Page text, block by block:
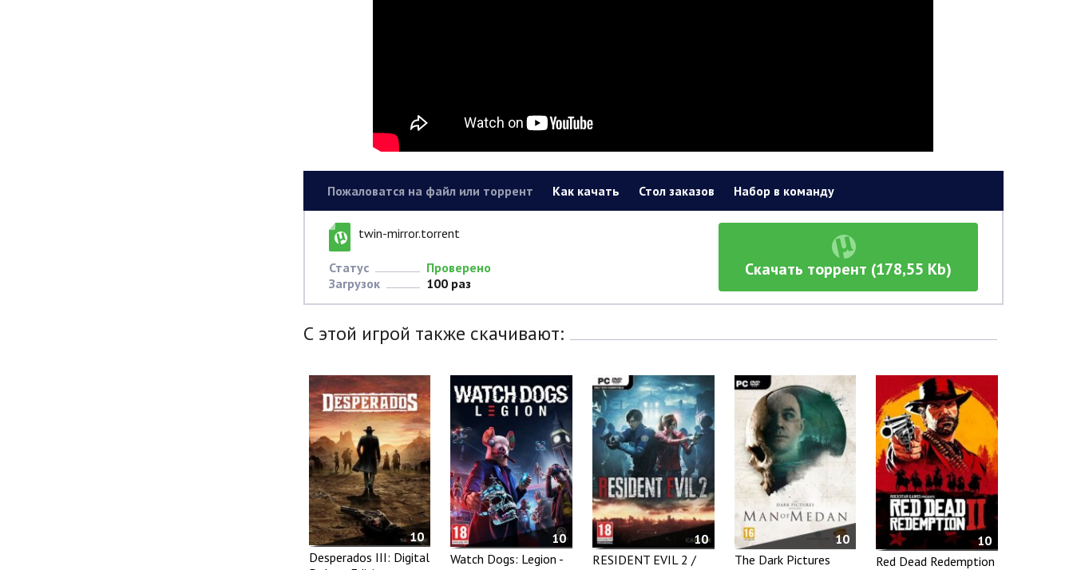
Пожаловатся на файл или торрент Как качать Стол заказов Набор в команду
twin-mirror.torrent
Статус
Проверено
Загрузок
100 раз
Скачать торрент (178,55 Kb)
С этой игрой также скачивают:
10
Desperados III: Digital
10
Watch Dogs: Legion -
10
RESIDENT EVIL 2 /
10
The Dark Pictures
10
Red Dead Redemption